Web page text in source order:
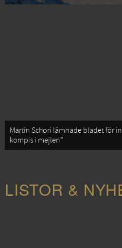
Martin Schori lämnade bladet för
kompis i mejlen”
LISTOR &